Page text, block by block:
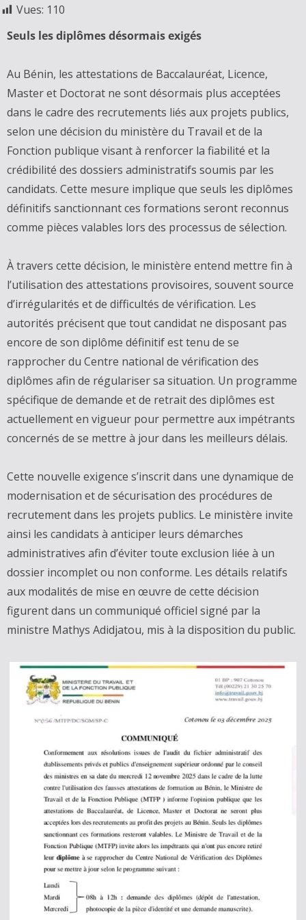
Vues: 110
Seuls les diplômes désormais exigés
Au Bénin, les attestations de Baccalauréat, Licence,
Master et Doctorat ne sont désormais plus acceptées
dans le cadre des recrutements liés aux projets publics,
selon une décision du ministère du Travail et de la
Fonction publique visant à renforcer la fiabilité et la
crédibilité des dossiers administratifs soumis par les
candidats. Cette mesure implique que seuls les diplômes
définitifs sanctionnant ces formations seront reconnus
comme pièces valables lors des processus de sélection.
À travers cette décision, le ministère entend mettre fin à
l’utilisation des attestations provisoires, souvent source
d’irrégularités et de difficultés de vérification. Les
autorités précisent que tout candidat ne disposant pas
encore de son diplôme définitif est tenu de se
rapprocher du Centre national de vérification des
diplômes afin de régulariser sa situation. Un programme
spécifique de demande et de retrait des diplômes est
actuellement en vigueur pour permettre aux impétrants
concernés de se mettre à jour dans les meilleurs délais.
Cette nouvelle exigence s’inscrit dans une dynamique de
modernisation et de sécurisation des procédures de
recrutement dans les projets publics. Le ministère invite
ainsi les candidats à anticiper leurs démarches
administratives afin d’éviter toute exclusion liée à un
dossier incomplet ou non conforme. Les détails relatifs
aux modalités de mise en œuvre de cette décision
figurent dans un communiqué officiel signé par la
ministre Mathys Adidjatou, mis à la disposition du public.